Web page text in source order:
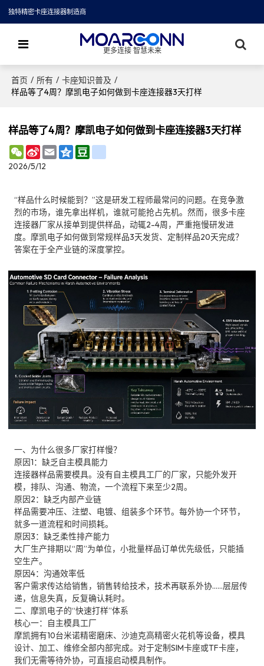
独特精密卡座连接器制造商
更多连接 智慧未来
首页 / 所有 / 卡座知识普及 /
样品等了4周？摩凯电子如何做到卡座连接器3天打样
样品等了4周？摩凯电子如何做到卡座连接器3天打样
WeChat
Sina
Weibo
EmailQzone
2026/5/12
“样品什么时候能到？”这是研发工程师最常问的问题。在竞争激
烈的市场，谁先拿出样机，谁就可能抢占先机。然而，很多卡座
连接器厂家从接单到提供样品，动辄2-4周，严重拖慢研发进
度。摩凯电子如何做到常规样品3天发货、定制样品20天完成？
答案在于全产业链的深度掌控。
一、为什么很多厂家打样慢？
原因1：缺乏自主模具能力
连接器样品需要模具。没有自主模具工厂的厂家，只能外发开
模，排队、沟通、物流，一个流程下来至少2周。
原因2：缺乏内部产业链
样品需要冲压、注塑、电镀、组装多个环节。每外协一个环节，
就多一道流程和时间损耗。
原因3：缺乏柔性排产能力
大厂生产排期以“周”为单位，小批量样品订单优先级低，只能插
空生产。
原因4：沟通效率低
客户需求传达给销售，销售转给技术，技术再联系外协……层层传
递，信息失真，反复确认耗时。
二、摩凯电子的“快速打样”体系
核心一：自主模具工厂
摩凯拥有10台米诺精密磨床、沙迪克高精密火花机等设备，模具
设计、加工、维修全部内部完成。对于定制SIM卡座或TF卡座，
我们无需等待外协，可直接启动模具制作。